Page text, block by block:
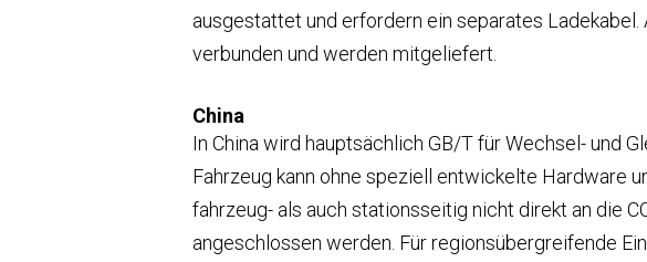
ausgestattet und erfordern ein separates
verbunden und werden mitgeliefert.
China
In China wird hauptsächlich GB/T für Wechsel- und
Fahrzeug kann ohne speziell entwickelte Hardware
fahrzeug- als auch stationsseitig nicht direkt an die
angeschlossen werden. Für regionsübergreifende